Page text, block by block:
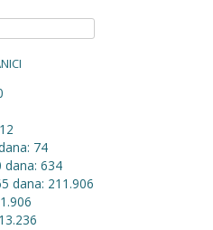
12
74
dana: 634
dana: 211.906
13.236